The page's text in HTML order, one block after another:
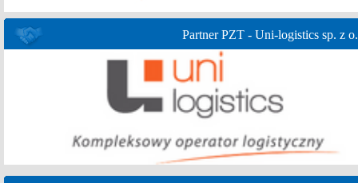
Partner PZT - Uni-logistics sp. z